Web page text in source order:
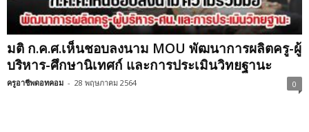
มติ ก.ค.ศ.เห็นชอบลงนาม MOU พัฒนาการผลิตครู-ผู้
บริหาร-ศึกษานิเทศก์ และการประเมินวิทยฐานะ
ครูอาชีพดอทคอม - 28 พฤษภาคม 2564 0